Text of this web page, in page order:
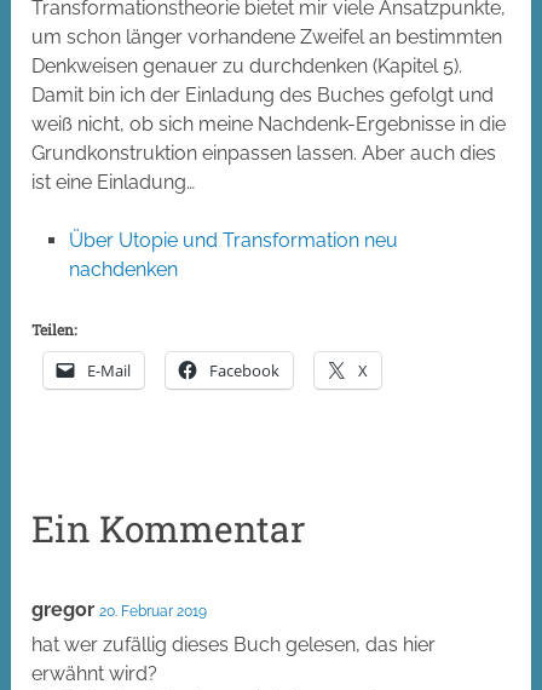
Transformationstheorie bietet mir viele Ansatzpunkte,
um schon länger vorhandene Zweifel an bestimmten
Denkweisen genauer zu durchdenken (Kapitel 5).
Damit bin ich der Einladung des Buches gefolgt und
weiß nicht, ob sich meine Nachdenk-Ergebnisse in die
Grundkonstruktion einpassen lassen. Aber auch dies
ist eine Einladung…
Über Utopie und Transformation neu
nachdenken
Teilen:
E-Mail Facebook X
Ein Kommentar
gregor 20. Februar 2019
hat wer zufällig dieses Buch gelesen, das hier
erwähnt wird?